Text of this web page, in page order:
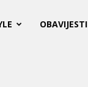
OBAVIJESTI